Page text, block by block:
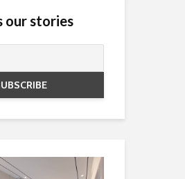
our stories